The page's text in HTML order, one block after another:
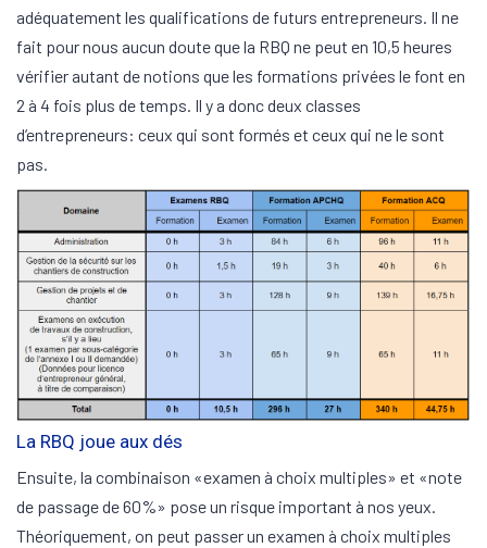
adéquatement les qualifications de futurs entrepreneurs. Il ne
fait pour nous aucun doute que la RBQ ne peut en 10,5 heures
vérifier autant de notions que les formations privées le font en
2 à 4 fois plus de temps. Il y a donc deux classes
d’entrepreneurs: ceux qui sont formés et ceux qui ne le sont
pas.
La RBQ joue aux dés
Ensuite, la combinaison «examen à choix multiples» et «note
de passage de 60%» pose un risque important à nos yeux.
Théoriquement, on peut passer un examen à choix multiples